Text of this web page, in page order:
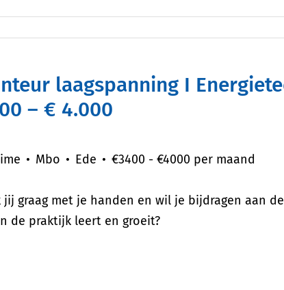
– € 4.000
Mbo Ede €3400 - €4000 per maand
jij graag met je handen en wil je bijdragen aan
de praktijk leert en groeit?